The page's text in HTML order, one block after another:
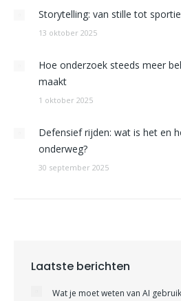
Storytelling: van stille tot
13 oktober 2025
Hoe onderzoek steeds meer
maakt
1 oktober 2025
Defensief rijden: wat is het en
onderweg?
30 september 2025
Laatste berichten
Wat je moet weten van AI